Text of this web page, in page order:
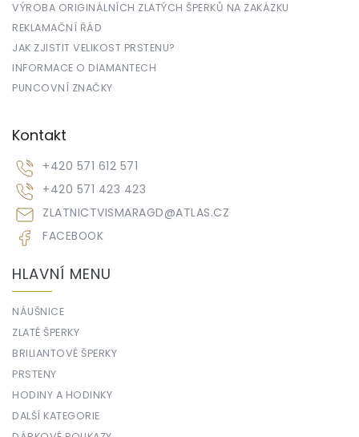
VÝROBA ORIGINÁLNÍCH ZLATÝCH ŠPERKŮ NA ZAKÁZKU
REKLAMAČNÍ ŘÁD
JAK ZJISTIT VELIKOST PRSTENU?
INFORMACE O DIAMANTECH
PUNCOVNÍ ZNAČKY
Kontakt
ZLATNICTVISMARAGD@ATLAS.CZ
+420 571 612 571
+420 571 423 423
FACEBOOK
HLAVNÍ MENU
NÁUŠNICE
ZLATÉ ŠPERKY
BRILIANTOVÉ ŠPERKY
PRSTENY
HODINY A HODINKY
DALŠÍ KATEGORIE